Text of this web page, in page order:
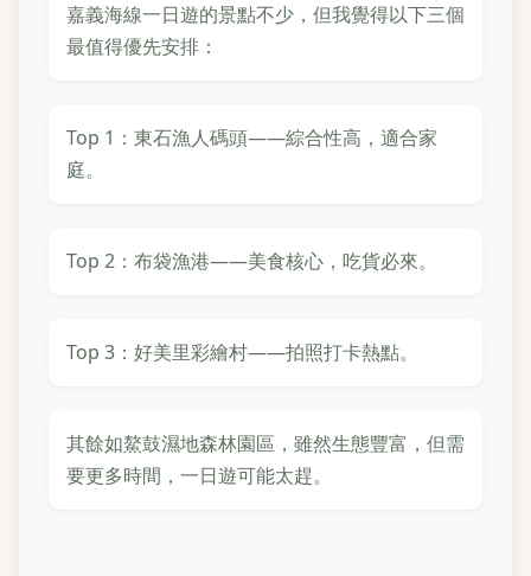
嘉義海線一日遊的景點不少，但我覺得以下三個
最值得優先安排：
Top 1：東石漁人碼頭——綜合性高，適合家
庭。
Top 2：布袋漁港——美食核心，吃貨必來。
Top 3：好美里彩繪村——拍照打卡熱點。
其餘如鰲鼓濕地森林園區，雖然生態豐富，但需
要更多時間，一日遊可能太趕。